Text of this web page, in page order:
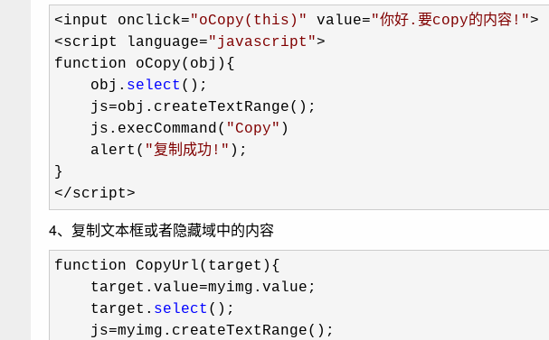
<input onclick="oCopy(this) " value="你好.要copy的内容! ">
<script language=" javascript ">
function oCopy(obj){
    obj.
select ();
    js
=obj.createTextRange();
    js.execCommand(
"Copy" )
    alert(
"复制成功! " );
</script>
4、复制文本框或者隐藏域中的内容
function CopyUrl(target){
    target.value
=myimg.value;
    target.
select ();
    js
=myimg.createTextRange();